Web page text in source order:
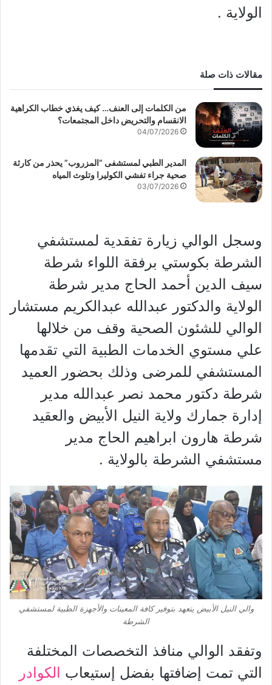
الولاية .
مقالات ذات صلة
من الكلمات إلى العنف… كيف يغذي خطاب الكراهية
الانقسام والتحريض داخل المجتمعات؟
04/07/2026
المدير الطبي لمستشفى “المزروب” يحذر من كارثة
صحية جراء تفشي الكوليرا وتلوث المياه
03/07/2026
وسجل الوالي زيارة تفقدية لمستشفي
الشرطة بكوستي برفقة اللواء شرطة
سيف الدين أحمد الحاج مدير شرطة
الولاية والدكتور عبدالله عبدالكريم مستشار
الوالي للشئون الصحية وقف من خلالها
علي مستوي الخدمات الطبية التي تقدمها
المستشفي للمرضى وذلك بحضور العميد
شرطة دكتور محمد نصر عبدالله مدير
إدارة جمارك ولاية النيل الأبيض والعقيد
شرطة هارون ابراهيم الحاج مدير
مستشفي الشرطة بالولاية .
والي النيل الأبيض يتعهد بتوفير كافة المعينات والأجهزة الطبية لمستشفي
الشرطة
وتفقد الوالي منافذ التخصصات المختلفة
التي تمت إضافتها بفضل إستيعاب الكوادر